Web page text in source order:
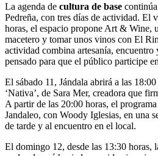
La agenda de cultura de base
Pedreña, con tres días de actividad. El
horas, el espacio propone Art & Wine,
macetero y tomar unos vinos con El
actividad combina artesanía,
pensado para que el público participe
El sábado 11, Jándala abrirá a las
‘Nativa’, de Sara Mer, creadora que
A partir de las 20:00 horas, el
Jandaleo, con Woody Iglesias, en una
de tarde y al encuentro en el local.
El domingo 12, desde las 13:30 horas,